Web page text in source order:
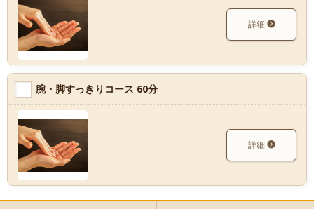
詳細
腕・脚すっきりコース 60分
詳細